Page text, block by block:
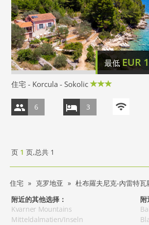
最低EUR
住宅 - Korcula - Sokolic
6 3
页 1 页,总共 1
住宅 克罗地亚 杜布羅夫尼克-內雷特瓦
附近的其他选择：
Kvarner Mountains
Mitteldalmatien/Inseln
附